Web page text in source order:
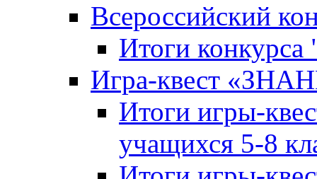
Всероссийский
Итоги
Игра-квест
Итоги игры-
учащихся 5-8